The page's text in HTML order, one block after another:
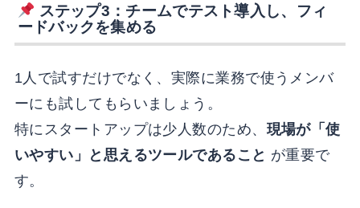
ステップ3：チームでテスト導入し、フィ
ードバックを集める
1人で試すだけでなく、実際に業務で使うメンバ
ーにも試してもらいましょう。
特にスタートアップは少人数のため、 現場が「使
いやすい」と思えるツールであること が重要で
す。